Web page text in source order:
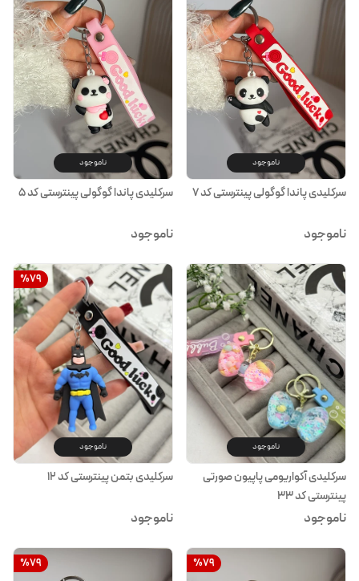
ناموجود
سرکلیدی پاندا گوگولی پینترستی کد ۷
ناموجود
ناموجود
سرکلیدی پاندا گوگولی پینترستی کد ۵
ناموجود
ناموجود
سرکلیدی آکواریومی پاپیون صورتی
پینترستی کد ۳۳
ناموجود
%79
ناموجود
سرکلیدی بتمن پینترستی کد ۱۲
ناموجود
%79
%79